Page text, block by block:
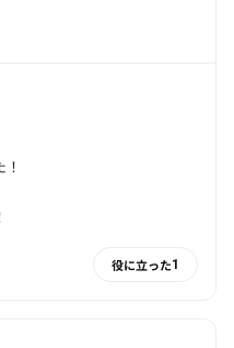
役に立った1